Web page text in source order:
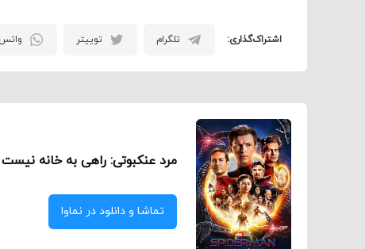
اشتراک‌گذاری: تلگرام توییتر
مرد عنکبوتی: راهی به خانه نیست
تماشا و دانلود در نماوا